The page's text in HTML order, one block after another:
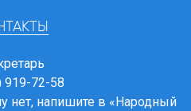
919-72-58
нет, напишите в «Народный